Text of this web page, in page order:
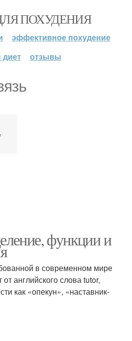
ПОХУДЕНИЯ
эффективное похудение
отзывы
функции и
в современном мире
английского слова tutor,
как «опекун», «наставник-